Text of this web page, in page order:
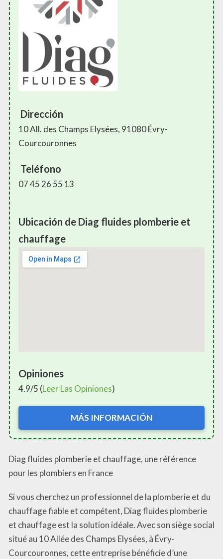
Dirección
10 All. des Champs Elysées, 91080 Évry-
Courcouronnes
Teléfono
07 45 26 55 13
Ubicación de Diag fluides plomberie et
chauffage
Opiniones
4.9/5 (Leer Las Opiniones)
MÁS INFORMACIÓN
Diag fluides plomberie et chauffage, une référence
pour les plombiers en France
Si vous cherchez un professionnel de la plomberie et du
chauffage fiable et compétent, Diag fluides plomberie
et chauffage est la solution idéale. Avec son siège social
situé au 10 Allée des Champs Elysées, à Évry-
Courcouronnes, cette entreprise bénéficie d’une